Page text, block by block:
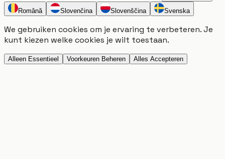
Română Slovenčina Slovenščina Svenska
We gebruiken cookies om je ervaring te verbeteren. Je
kunt kiezen welke cookies je wilt toestaan.
Alleen Essentieel Voorkeuren Beheren Alles Accepteren